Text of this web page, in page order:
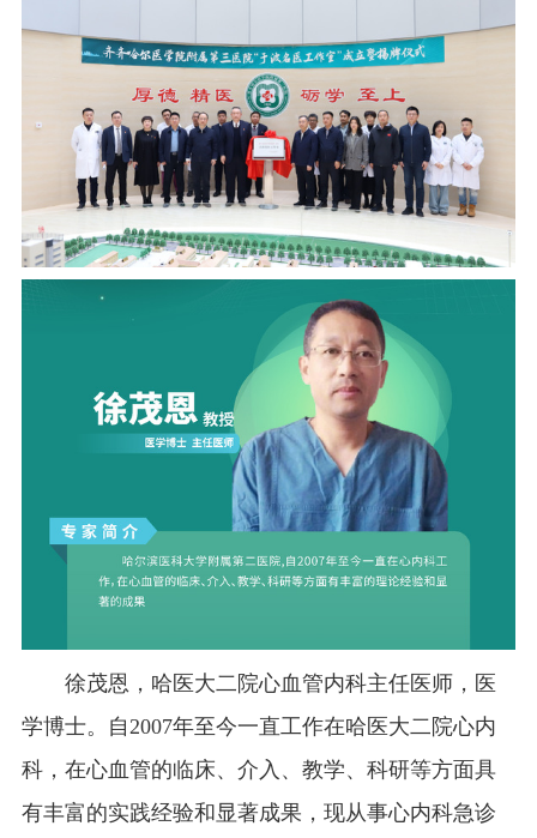
徐茂恩，哈医大二院心血管内科主任医师，医
学博士。自2007年至今一直工作在哈医大二院心内
科，在心血管的临床、介入、教学、科研等方面具
有丰富的实践经验和显著成果，现从事心内科急诊